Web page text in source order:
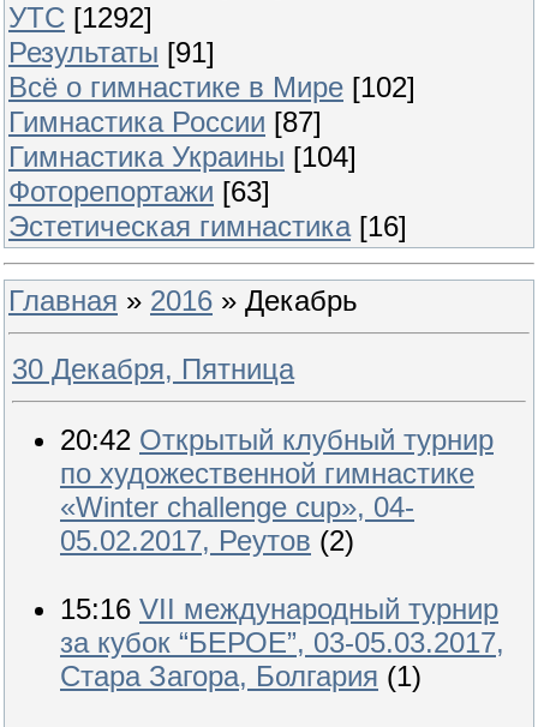
УТС [1292]
Результаты [91]
Всё о гимнастике в Мире [102]
Гимнастика России [87]
Гимнастика Украины [104]
Фоторепортажи [63]
Эстетическая гимнастика [16]
Главная » 2016 » Декабрь
30 Декабря, Пятница
20:42 Открытый клубный турнир
по художественной гимнастике
«Winter challenge cup», 04-
05.02.2017, Реутов (2)
15:16 VII международный турнир
за кубок “БЕРОЕ”, 03-05.03.2017,
Стара Загора, Болгария (1)